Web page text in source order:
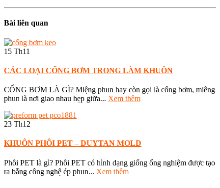
Bài liên quan
15 Th11
CÁC LOẠI CỔNG BƠM TRONG LÀM KHUÔN
CỔNG BƠM LÀ GÌ? Miệng phun hay còn gọi là cổng bơm, miêng
phun là nơi giao nhau hẹp giữa... Xem thêm
23 Th12
KHUÔN PHÔI PET – DUYTAN MOLD
Phôi PET là gì? Phôi PET có hình dạng giống ống nghiệm được tạo
ra bằng công nghệ ép phun... Xem thêm